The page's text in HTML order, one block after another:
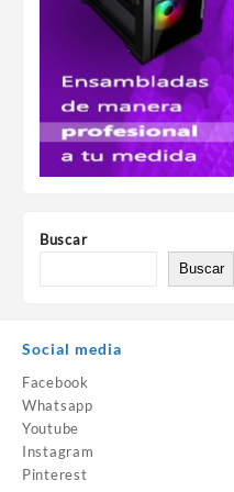
Buscar
Buscar
Social media
Facebook
Whatsapp
Youtube
Instagram
Pinterest